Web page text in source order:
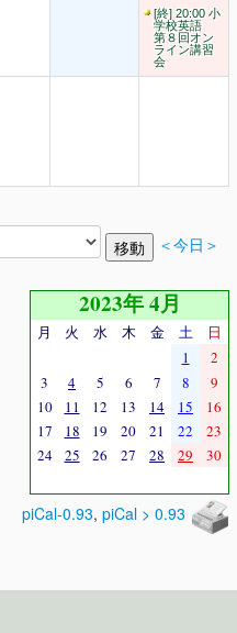
[終] 20:00 小
学校英語
第８回オン
ライン講習
会
＜今日＞
2023年 4月
月 火 水 木 金 土
日
1
2
3
4 5 6 7 8
9
10
11 12 13 14 15
16
17
18 19 20 21 22
23
24
25 26 27 28 29 30
piCal-0.93, piCal > 0.93